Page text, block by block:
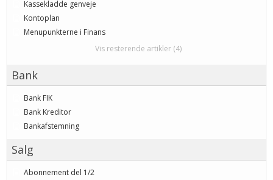
Kassekladde genveje
Kontoplan
Menupunkterne i Finans
Vis resterende artikler (4)
Bank
Bank FIK
Bank Kreditor
Bankafstemning
Salg
Abonnement del 1/2